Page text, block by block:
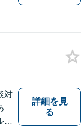
対
詳細を見
る